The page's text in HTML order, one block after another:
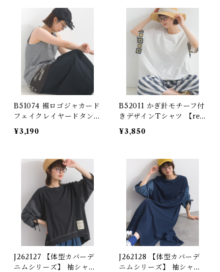
-Style Pullover with D
enim Details (Matching
Set Available)
B51074 裾ロゴジャカード
フェイクレイヤードタンク
トップ
¥3,190
B52011 かぎ針モチーフ付
きデザインTシャツ 【red
esigned】
¥3,850
J262127 【体型カバーデ
ニムシリーズ】 袖シャー
J262128 【体型カバーデ
ニムシリーズ】 袖シャー